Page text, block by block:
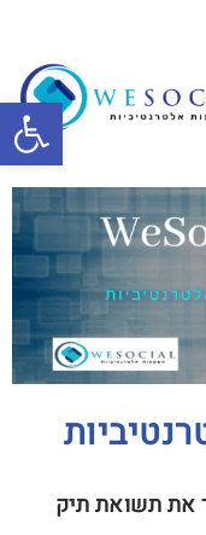
את תשואת תיק
פתח